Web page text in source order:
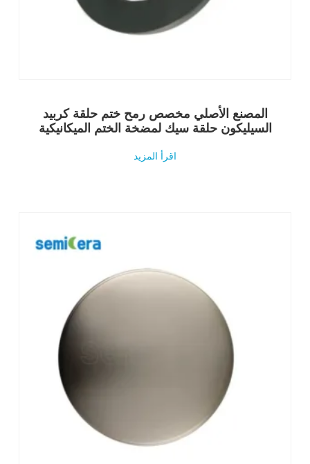
المصنع الأصلي مخصص رمح ختم حلقة كربيد
السيليكون حلقة سيك لمضخة الختم الميكانيكية
اقرأ المزيد